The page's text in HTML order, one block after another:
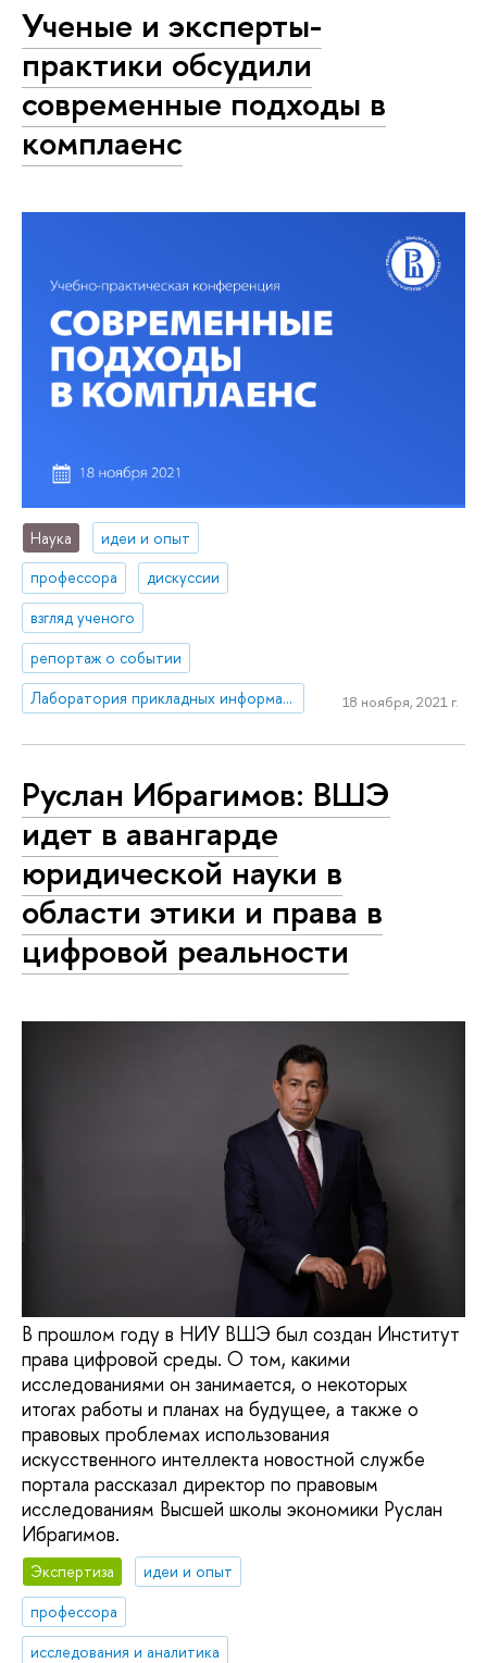
Ученые и эксперты-
практики обсудили
современные подходы в
комплаенс
Наука
идеи и опыт
профессора
дискуссии
взгляд ученого
репортаж о событии
Лаборатория прикладных информационных систем и технологий в юриспруденции
18 ноября, 2021 г.
Руслан Ибрагимов: ВШЭ
идет в авангарде
юридической науки в
области этики и права в
цифровой реальности
В прошлом году в НИУ ВШЭ был создан Институт
права цифровой среды. О том, какими
исследованиями он занимается, о некоторых
итогах работы и планах на будущее, а также о
правовых проблемах использования
искусственного интеллекта новостной службе
портала рассказал директор по правовым
исследованиям Высшей школы экономики Руслан
Ибрагимов.
Экспертиза
идеи и опыт
профессора
исследования и аналитика